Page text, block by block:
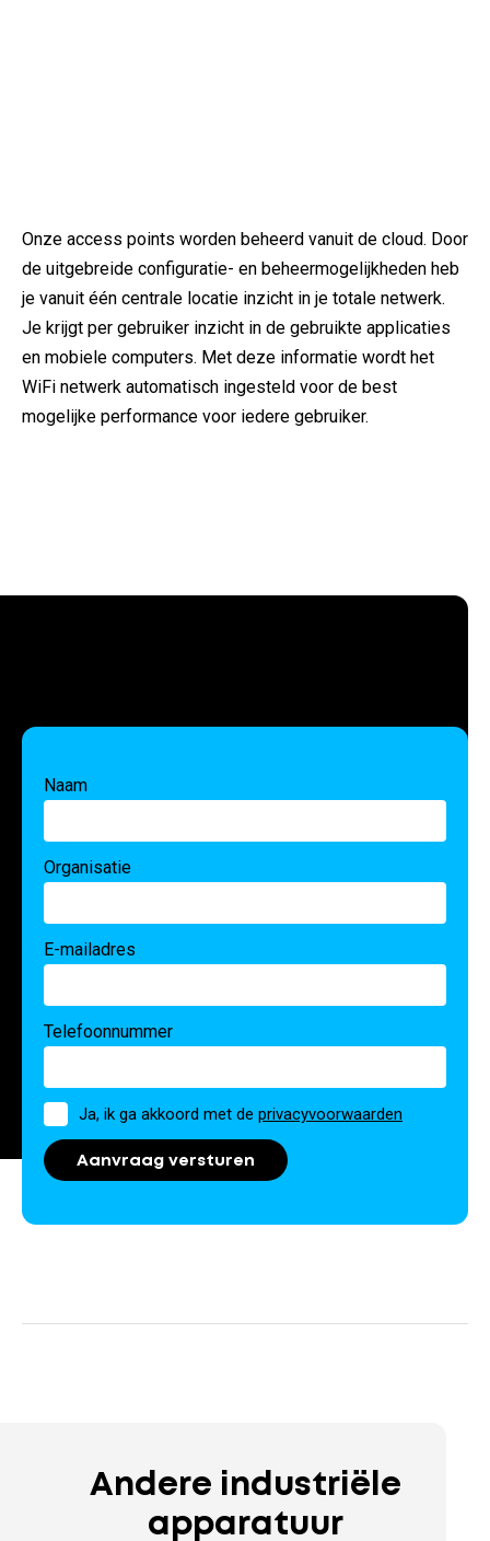
Onze access points worden beheerd vanuit de cloud. Door
de uitgebreide configuratie- en beheermogelijkheden heb
je vanuit één centrale locatie inzicht in je totale netwerk.
Je krijgt per gebruiker inzicht in de gebruikte applicaties
en mobiele computers. Met deze informatie wordt het
WiFi netwerk automatisch ingesteld voor de best
mogelijke performance voor iedere gebruiker.
Naam
Organisatie
E-mailadres
Telefoonnummer
Toestemming
Ja, ik ga akkoord met de privacyvoorwaarden
Andere industriële
apparatuur